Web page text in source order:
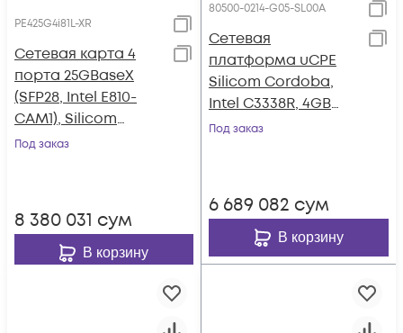
PE425G4i81L-XR
Сетевая карта 4
порта 25GBaseX
(SFP28, Intel E810-
CAM1), Silicom
PE425G4i81L-XR
Под заказ
8 380 031 сум
В корзину
80500-0214-G05-SL00A
Сетевая
платформа uCPE
Silicom Cordoba,
Intel C3338R, 4GB
RAM ECC, 32GB
Под заказ
6 689 082 сум
В корзину